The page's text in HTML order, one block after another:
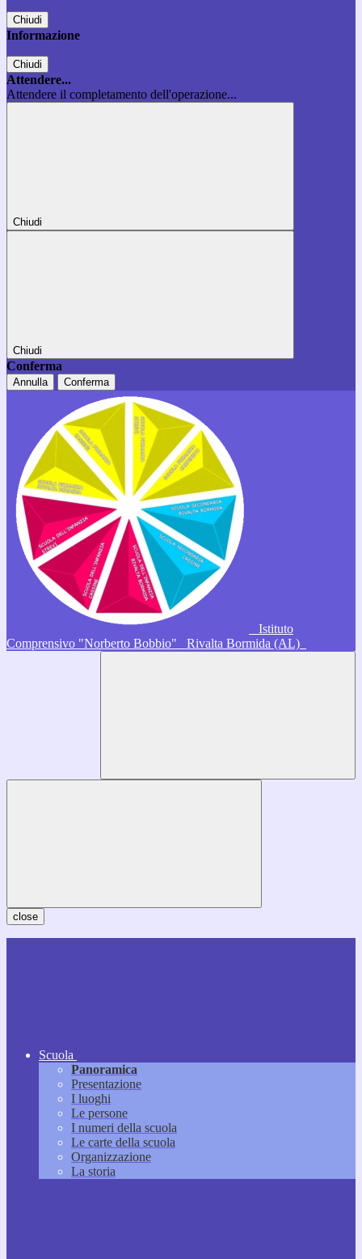
Chiudi
Informazione
Chiudi
Attendere...
Attendere il completamento dell'operazione...
Chiudi
Chiudi
Conferma
Annulla Conferma
Istituto
Comprensivo "Norberto Bobbio"
Rivalta Bormida (AL)
close
Scuola
Panoramica
Presentazione
I luoghi
Le persone
I numeri della scuola
Le carte della scuola
Organizzazione
La storia